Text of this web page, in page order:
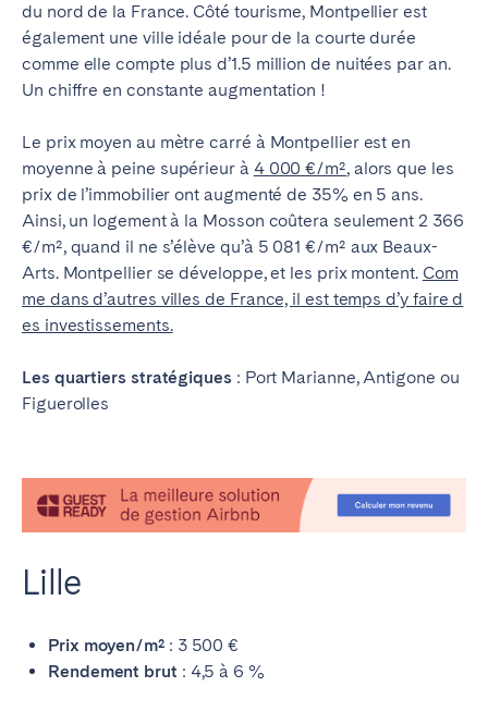
du nord de la France. Côté tourisme, Montpellier est
également une ville idéale pour de la courte durée
comme elle compte plus d’1.5 million de nuitées par an.
Un chiffre en constante augmentation !
Le prix moyen au mètre carré à Montpellier est en
moyenne à peine supérieur à 4 000 €/m², alors que les
prix de l’immobilier ont augmenté de 35% en 5 ans.
Ainsi, un logement à la Mosson coûtera seulement 2 366
€/m², quand il ne s’élève qu’à 5 081 €/m² aux Beaux-
Arts. Montpellier se développe, et les prix montent. Com
me dans d’autres villes de France, il est temps d’y faire d
es investissements.
Les quartiers stratégiques : Port Marianne, Antigone ou
Figuerolles
Lille
Prix moyen/m²: 3 500 €
Rendement brut : 4,5 à 6 %